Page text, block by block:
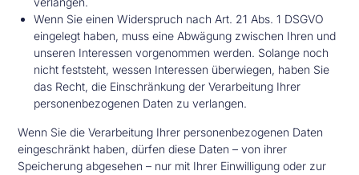
Wenn Sie einen Widerspruch nach Art. 21 Abs. 1 DSGVO
eingelegt haben, muss eine Abwägung zwischen Ihren und
unseren Interessen vorgenommen werden. Solange noch
nicht feststeht, wessen Interessen überwiegen, haben Sie
das Recht, die Einschränkung der Verarbeitung Ihrer
personenbezogenen Daten zu verlangen.
Wenn Sie die Verarbeitung Ihrer personenbezogenen Daten
eingeschränkt haben, dürfen diese Daten – von ihrer
Speicherung abgesehen – nur mit Ihrer Einwilligung oder zur